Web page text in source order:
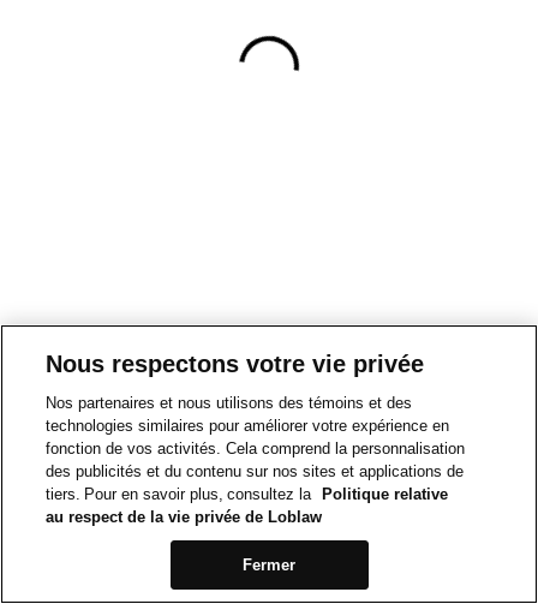
Nous respectons votre vie privée
Nos partenaires et nous utilisons des témoins et des
technologies similaires pour améliorer votre expérience en
fonction de vos activités. Cela comprend la personnalisation
des publicités et du contenu sur nos sites et applications de
tiers. Pour en savoir plus, consultez la
Politique relative
au respect de la vie privée de Loblaw
Fermer